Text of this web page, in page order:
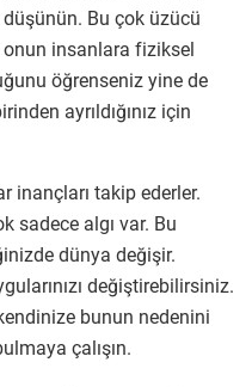
düşünün. Bu çok üzücü
onun insanlara fiziksel
öğrenseniz yine de
ayrıldığınız için
inançları takip ederler.
sadece algı var. Bu
dünya değişir.
değiştirebilirsiniz.
bunun nedenini
çalışın.